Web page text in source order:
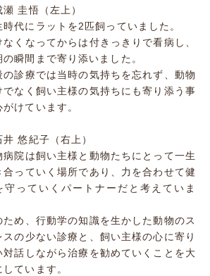
瀬 圭悟（左上）
時代にラットを2匹飼っていました。
なくなってからは付きっきりで看病し、
の瞬間まで寄り添いました。
の診療では当時の気持ちを忘れず、動物
でなく飼い主様の気持ちにも寄り添う事
がけています。
井 悠紀子（右上）
病院は飼い主様と動物たちにとって一生
合っていく場所であり、力を合わせて健
守っていくパートナーだと考えていま
ため、行動学の知識を生かした動物のス
スの少ない診療と、飼い主様の心に寄り
対話しながら治療を勧めていくことを大
しています。